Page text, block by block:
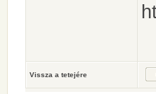
Vissza a tetejére